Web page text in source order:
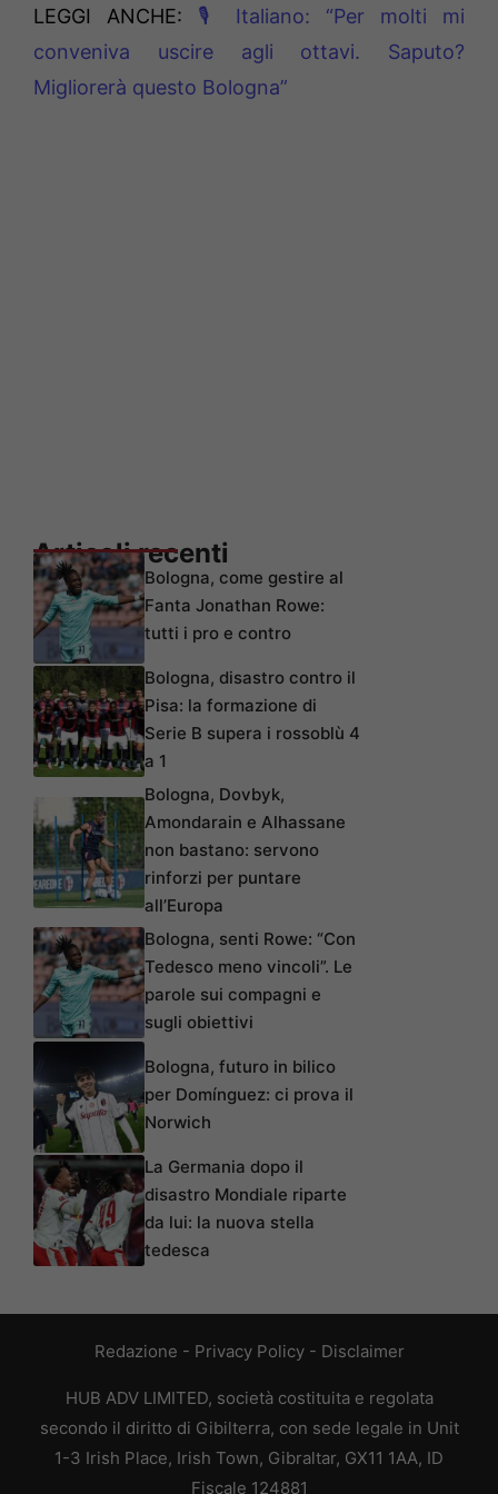
LEGGI ANCHE: 🎙 Italiano: “Per molti mi
conveniva uscire agli ottavi. Saputo?
Migliorerà questo Bologna”
Articoli recenti
Bologna, come gestire al
Fanta Jonathan Rowe:
tutti i pro e contro
Bologna, disastro contro il
Pisa: la formazione di
Serie B supera i rossoblù 4
a 1
Bologna, Dovbyk,
Amondarain e Alhassane
non bastano: servono
rinforzi per puntare
all’Europa
Bologna, senti Rowe: “Con
Tedesco meno vincoli”. Le
parole sui compagni e
sugli obiettivi
Bologna, futuro in bilico
per Domínguez: ci prova il
Norwich
La Germania dopo il
disastro Mondiale riparte
da lui: la nuova stella
tedesca
Redazione - Privacy Policy- Disclaimer
HUB ADV LIMITED, società costituita e regolata
secondo il diritto di Gibilterra, con sede legale in Unit
1-3 Irish Place, Irish Town, Gibraltar, GX11 1AA, ID
Fiscale 124881